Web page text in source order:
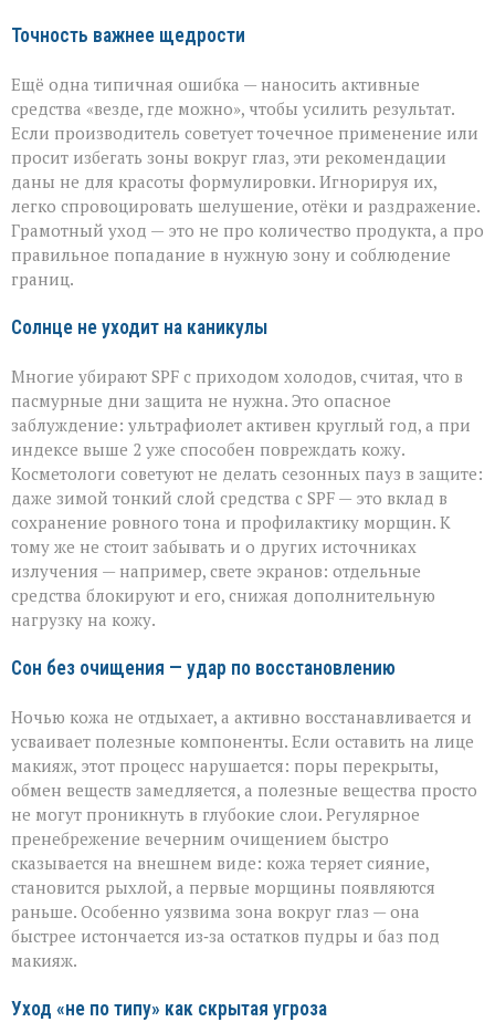
Точность важнее щедрости
Ещё одна типичная ошибка — наносить активные
средства «везде, где можно», чтобы усилить результат.
Если производитель советует точечное применение или
просит избегать зоны вокруг глаз, эти рекомендации
даны не для красоты формулировки. Игнорируя их,
легко спровоцировать шелушение, отёки и раздражение.
Грамотный уход — это не про количество продукта, а про
правильное попадание в нужную зону и соблюдение
границ.
Солнце не уходит на каникулы
Многие убирают SPF с приходом холодов, считая, что в
пасмурные дни защита не нужна. Это опасное
заблуждение: ультрафиолет активен круглый год, а при
индексе выше 2 уже способен повреждать кожу.
Косметологи советуют не делать сезонных пауз в защите:
даже зимой тонкий слой средства с SPF — это вклад в
сохранение ровного тона и профилактику морщин. К
тому же не стоит забывать и о других источниках
излучения — например, свете экранов: отдельные
средства блокируют и его, снижая дополнительную
нагрузку на кожу.
Сон без очищения — удар по восстановлению
Ночью кожа не отдыхает, а активно восстанавливается и
усваивает полезные компоненты. Если оставить на лице
макияж, этот процесс нарушается: поры перекрыты,
обмен веществ замедляется, а полезные вещества просто
не могут проникнуть в глубокие слои. Регулярное
пренебрежение вечерним очищением быстро
сказывается на внешнем виде: кожа теряет сияние,
становится рыхлой, а первые морщины появляются
раньше. Особенно уязвима зона вокруг глаз — она
быстрее истончается из‑за остатков пудры и баз под
макияж.
Уход «не по типу» как скрытая угроза